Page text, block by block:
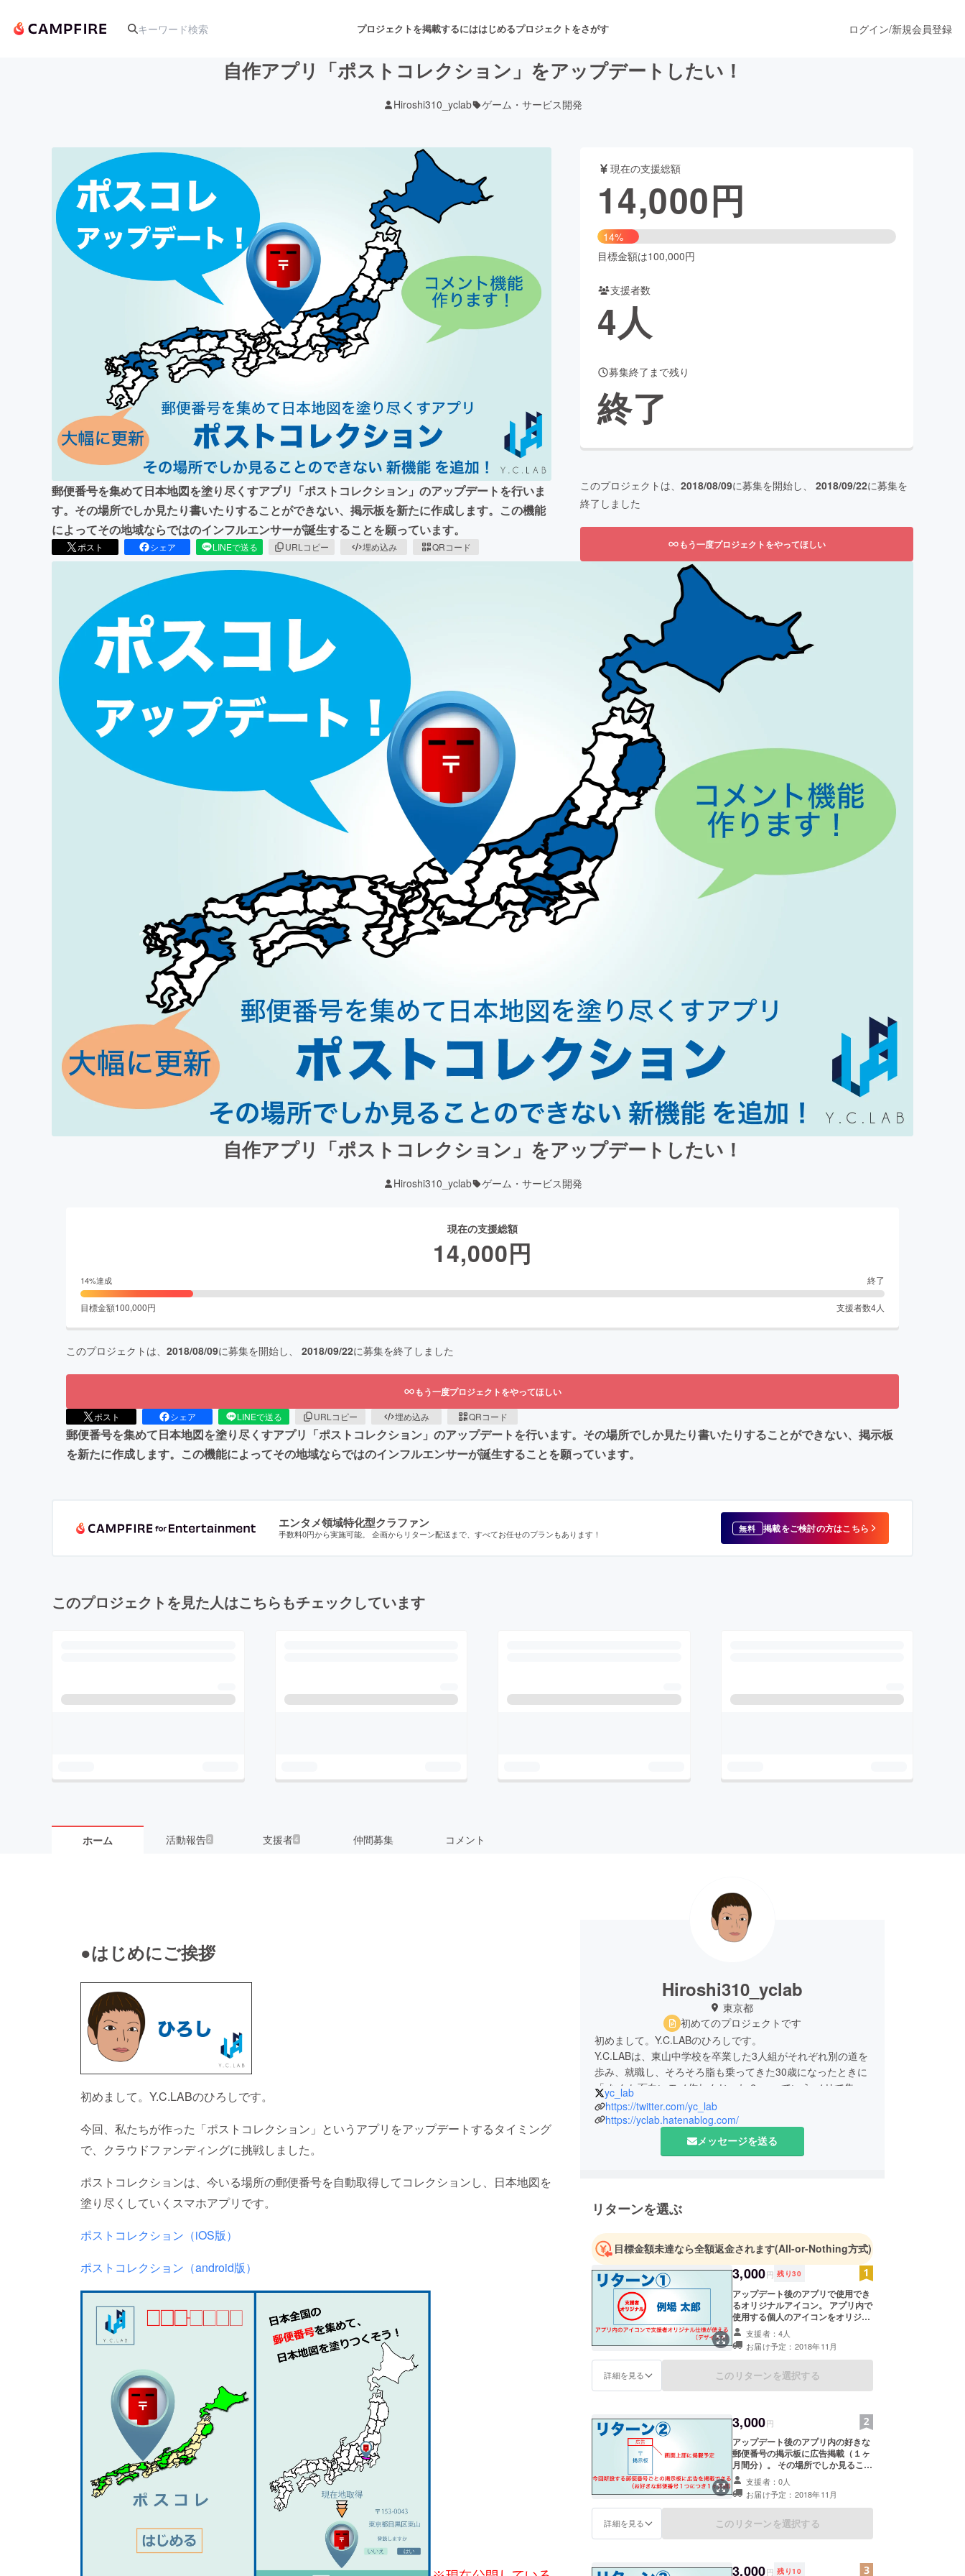
プロジェクトを掲載するにははじめるプロジェクトをさがす
舞台・パフォーマンス
テクノロジー・ガジェット ゲーム・サービス開発 ファッション
書籍・雑誌出版
ビジネス・起業 チャレンジ ビューティー・ヘルスケア
まちづくり・地域活性化
CAMPFIREふるさと納税
ログイン/新規会員登録
自作アプリ「ポストコレクション」をアップデートしたい！
Hiroshi310_yclab ゲーム・サービス開発
郵便番号を集めて日本地図を塗り尽くすアプリ「ポストコレクション」のアップデートを行いま
す。その場所でしか見たり書いたりすることができない、掲示板を新たに作成します。この機能
によってその地域ならではのインフルエンサーが誕生することを願っています。
ポスト シェア LINEで送る URLコピー 埋め込み QRコード
現在の支援総額
14,000円
14%
目標金額は100,000円
支援者数
4人
募集終了まで残り
終了
このプロジェクトは、 2018/08/09に募集を開始し、 2018/09/22に募集を
終了しました
もう一度プロジェクトをやってほしい
自作アプリ「ポストコレクション」をアップデートしたい！
Hiroshi310_yclab ゲーム・サービス開発
現在の支援総額
14,000円
14%達成 終了
目標金額100,000円 支援者数4人
このプロジェクトは、 2018/08/09に募集を開始し、 2018/09/22に募集を終了しました
もう一度プロジェクトをやってほしい
ポスト シェア LINEで送る URLコピー 埋め込み QRコード
郵便番号を集めて日本地図を塗り尽くすアプリ「ポストコレクション」のアップデートを行います。その場所でしか見たり書いたりすることができない、掲示板
を新たに作成します。この機能によってその地域ならではのインフルエンサーが誕生することを願っています。
エンタメ領域特化型クラファン
手数料0円から実施可能。 企画からリターン配送まで、すべてお任せのプランもあります！ 無料 掲載をご検討の方はこちら
このプロジェクトを見た人はこちらもチェックしています
ホーム 活動報告2 支援者4 仲間募集 コメント
●はじめにご挨拶
初めまして。Y.C.LABのひろしです。
今回、私たちが作った「ポストコレクション」というアプリをアップデートするタイミング
で、クラウドファンディングに挑戦しました。
ポストコレクションは、今いる場所の郵便番号を自動取得してコレクションし、日本地図を
塗り尽くしていくスマホアプリです。
ポストコレクション（iOS版）
ポストコレクション（android版）
Hiroshi310_yclab
東京都
初めてのプロジェクトです
初めまして。Y.C.LABのひろしです。
Y.C.LABは、東山中学校を卒業した3人組がそれぞれ別の道を
歩み、就職し、そろそろ脂も乗ってきた30歳になったときに
「 なんか面白いモノ作れんじゃね？ 」っていう ノリで集ま
り、仕事帰りにビールを飲みながら新しいモノづくりに取り
組んでいるチームです。読み方は「 ワイシーラボ 」または
「 ヤマチュウラボ 」です。
yc_lab
https://twitter.com/yc_lab
https://yclab.hatenablog.com/
メッセージを送る
リターンを選ぶ
目標金額未達なら全額返金されます(All-or-Nothing方式)
3,000円 残り30
アップデート後のアプリで使用でき
るオリジナルアイコン。 アプリ内で
使用する個人のアイコンをオリジナ
ル仕様にすることができます。 今回
新設するコメント機能では、コメン
トした人の個人アイコンを表示しま
す。 そこのアイコンのデザインをオ
リジナル仕様にできるようになりま
支援者：4人
お届け予定：2018年11月
詳細を見る このリターンを選択する
3,000円
アップデート後のアプリ内の好きな
郵便番号の掲示板に広告掲載（１ヶ
月間分）。 その場所でしか見ること
のできない掲示板の画面上側に広告
スペースを作ります。 その地域でし
か見ることができない掲示板ですの
で、地域に根ざした広告などを掲示
することが可能です。 購入後にバ
支援者：0人
お届け予定：2018年11月
詳細を見る このリターンを選択する
3,000円 残り10